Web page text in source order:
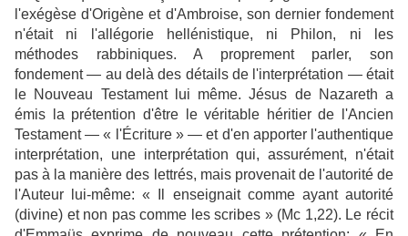
l'exégèse d'Origène et d'Ambroise, son dernier fondement
n'était ni l'allégorie hellénistique, ni Philon, ni les
méthodes rabbiniques. A proprement parler, son
fondement — au delà des détails de l'interprétation — était
le Nouveau Testament lui même. Jésus de Nazareth a
émis la prétention d'être le véritable héritier de l'Ancien
Testament — « l'Écriture » — et d'en apporter l'authentique
interprétation, une interprétation qui, assurément, n'était
pas à la manière des lettrés, mais provenait de l'autorité de
l'Auteur lui-même: « Il enseignait comme ayant autorité
(divine) et non pas comme les scribes » (Mc 1,22). Le récit